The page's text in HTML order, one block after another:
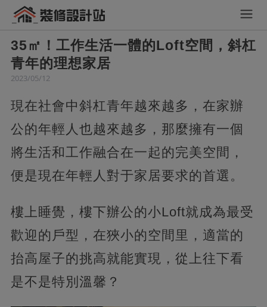
35㎡！工作生活一體的Loft空間，斜杠
青年的理想家居
2023/05/12
現在社會中斜杠青年越來越多，在家辦
公的年輕人也越來越多，那麼擁有一個
將生活和工作融合在一起的完美空間，
便是現在年輕人對于家居要求的首選。
樓上睡覺，樓下辦公的小Loft就成為最受
歡迎的戶型，在狹小的空間里，適當的
抬高屋子的挑高就能實現，從上往下看
是不是特別溫馨？